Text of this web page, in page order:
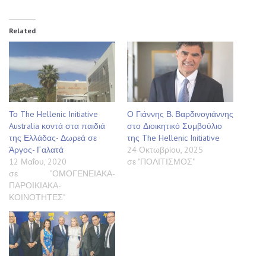
Related
Το The Hellenic Initiative
Australia κοντά στα παιδιά
της Ελλάδας- Δωρεά σε
Άργος- Γαλατά
12 Μαΐου, 2020
σε "ΟΜΟΓΕΝΕΙΑΚΑ-
ΠΑΡΟΙΚΙΑΚΑ-
ΚΟΙΝΟΤΗΤΕΣ"
Ο Γιάννης Β. Βαρδινογιάννης
στο Διοικητικό Συμβούλιο
της The Hellenic Initiative
24 Οκτωβρίου, 2025
σε "ΠΟΛΙΤΙΣΜΟΣ"